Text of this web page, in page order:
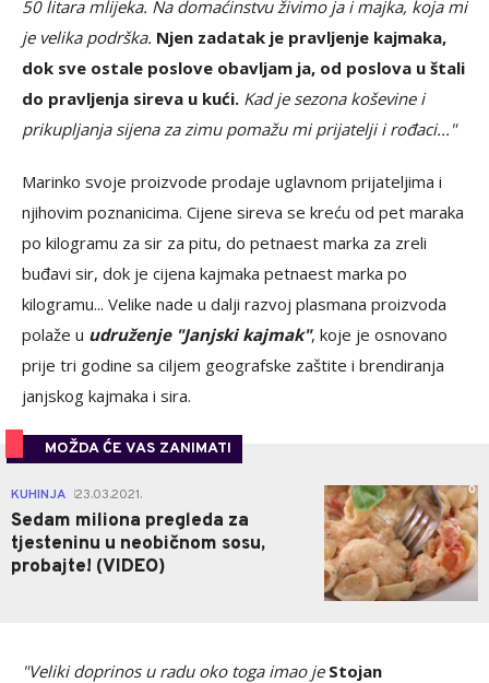
50 litara mlijeka. Na domaćinstvu živimo ja i majka, koja mi
je velika podrška. Njen zadatak je pravljenje kajmaka,
dok sve ostale poslove obavljam ja, od poslova u štali
do pravljenja sireva u kući. Kad je sezona koševine i
prikupljanja sijena za zimu pomažu mi prijatelji i rođaci..."
Marinko svoje proizvode prodaje uglavnom prijateljima i
njihovim poznanicima. Cijene sireva se kreću od pet maraka
po kilogramu za sir za pitu, do petnaest marka za zreli
buđavi sir, dok je cijena kajmaka petnaest marka po
kilogramu... Velike nade u dalji razvoj plasmana proizvoda
polaže u udruženje "Janjski kajmak", koje je osnovano
prije tri godine sa ciljem geografske zaštite i brendiranja
janjskog kajmaka i sira.
MOŽDA ĆE VAS ZANIMATI
KUHINJA 23.03.2021.
Sedam miliona pregleda za
tjesteninu u neobičnom sosu,
probajte! (VIDEO)
0
"Veliki doprinos u radu oko toga imao je Stojan